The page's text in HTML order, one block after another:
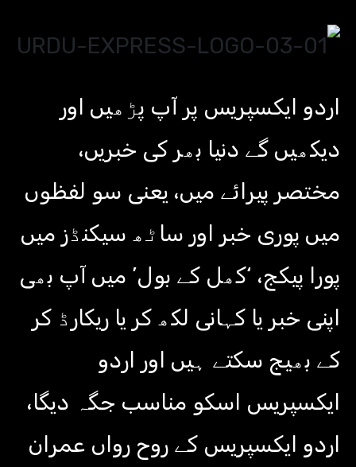
اردو ایکسپریس پر آپ پڑھیں اور
دیکھیں گے دنیا بھر کی خبریں،
مختصر پیرائے میں، یعنی سو لفظوں
میں پوری خبر اور ساٹھ سیکنڈز میں
پورا پیکج، ‘کھل کے بول’ میں آپ بھی
اپنی خبر یا کہانی لکھ کر یا ریکارڈ کر
کے بھیج سکتے ہیں اور اردو
ایکسپریس اسکو مناسب جگہ دیگا،
اردو ایکسپریس کے روح رواں عمران